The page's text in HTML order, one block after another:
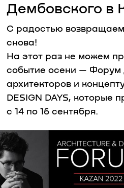
Дембовского в
С радостью
снова!
На этот раз не можем
событие осени — Форум
архитекторов и
DESIGN DAYS, которые
с 14 по 16 сентября.